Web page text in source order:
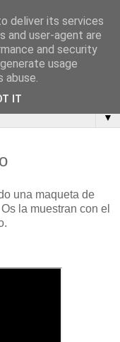
▼
una maqueta de
la muestran con el
deliver its services
and user-agent are
and security
usage
abuse.
IT